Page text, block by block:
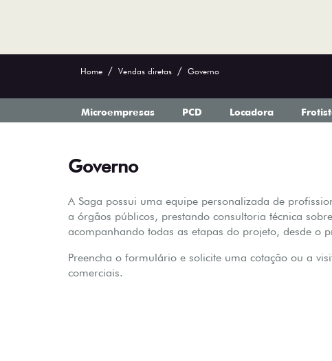
Home Vendas diretas Governo
Microempresas PCD Locadora
Governo
A Saga possui uma equipe personalizada de
a órgãos públicos, prestando consultoria técnica
acompanhando todas as etapas do projeto, desde o
Preencha o formulário e solicite uma cotação ou a
comerciais.